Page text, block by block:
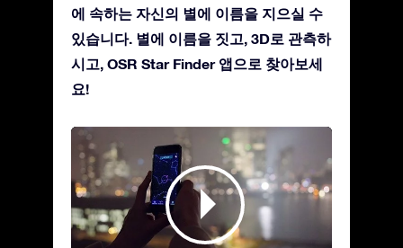
에 속하는 자신의 별에 이름을 지으실 수
있습니다. 별에 이름을 짓고, 3D로 관측하
시고, OSR Star Finder 앱으로 찾아보세
요!